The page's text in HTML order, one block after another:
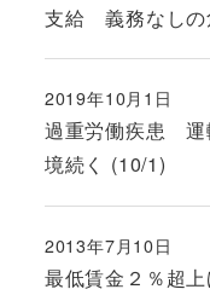
支給 義務なしの
過重労働疾患
境続く (10/1)
投稿日
2019年10月1日
最低賃金２％超
投稿日
2013年7月10日